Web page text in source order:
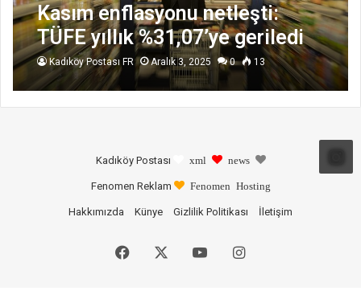
Kasım enflasyonu netleşti:
TÜFE yıllık %31,07’ye geriledi
Kadıköy Postası FR Aralık 3, 2025 0 13
Kadıköy Postası xml news
Fenomen Reklam Fenomen Hosting
Hakkımızda Künye Gizlilik Politikası İletişim
Facebook YouTubeInstagram